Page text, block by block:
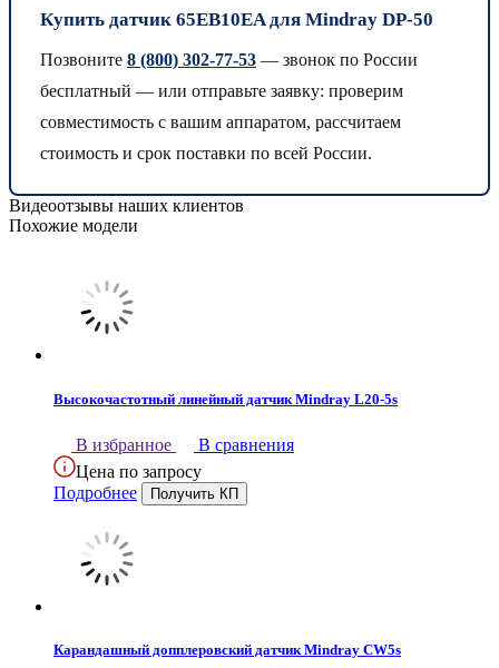
Купить датчик 65EB10EA для Mindray DP-50
Позвоните 8 (800) 302-77-53 — звонок по России
бесплатный — или отправьте заявку: проверим
совместимость с вашим аппаратом, рассчитаем
стоимость и срок поставки по всей России.
Видеоотзывы наших клиентов
Похожие модели
Высокочастотный линейный датчик Mindray L20-5s
В избранное
В сравнения
Цена по запросу
Подробнее
Карандашный допплеровский датчик Mindray CW5s